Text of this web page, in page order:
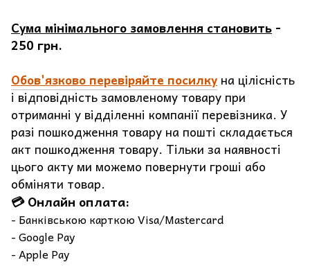
Сума мінімального замовлення становить -
250 грн.
Обов'язково перевіряйте посилку на цілісність
і відповідність замовленому товару при
отриманні у відділенні компанії перевізника. У
разі пошкодження товару на пошті складається
акт пошкодження товару. Тільки за наявності
цього акту ми можемо повернути гроші або
обміняти товар.
💳 Онлайн оплата:
- Банківською карткою Visa/Mastercard
- Google Pay
- Apple Pay